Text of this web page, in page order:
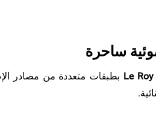
ساحرة
Le Roy بطبقات متعددة من مصادر